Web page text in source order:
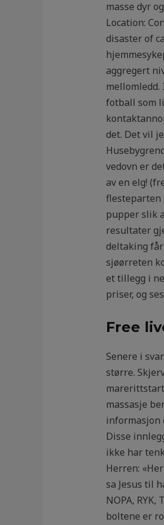
masse dyr
Location:
disaster of
aggregert
fotball som
det. Det vil
vedovn er
av en elg!
flesteparten
pupper slik
resultater
deltaking får
sjøørreten
et tillegg i
priser, og
Free
Senere i
større.
massasje
informasjon
Disse
ikke har
Herren:
sa Jesus til
NOPA,
boltene er